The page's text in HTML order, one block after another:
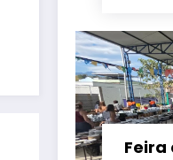
Feira